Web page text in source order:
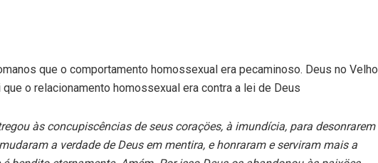
que o comportamento homossexual era pecaminoso. Deus no Velho
o relacionamento homossexual era contra a lei de Deus
às concupiscências de seus coraçöes, à imundícia, para desonrarem
a verdade de Deus em mentira, e honraram e serviram mais a